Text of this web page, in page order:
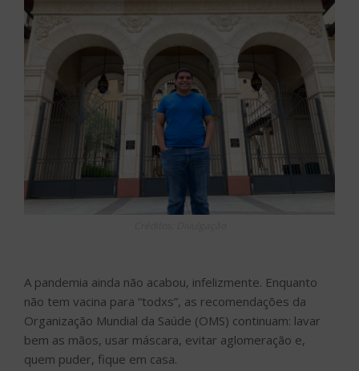
A pandemia ainda não acabou, infelizmente. Enquanto
não tem vacina para “todxs”, as recomendações da
Organização Mundial da Saúde (OMS) continuam: lavar
bem as mãos, usar máscara, evitar aglomeração e,
quem puder, fique em casa.